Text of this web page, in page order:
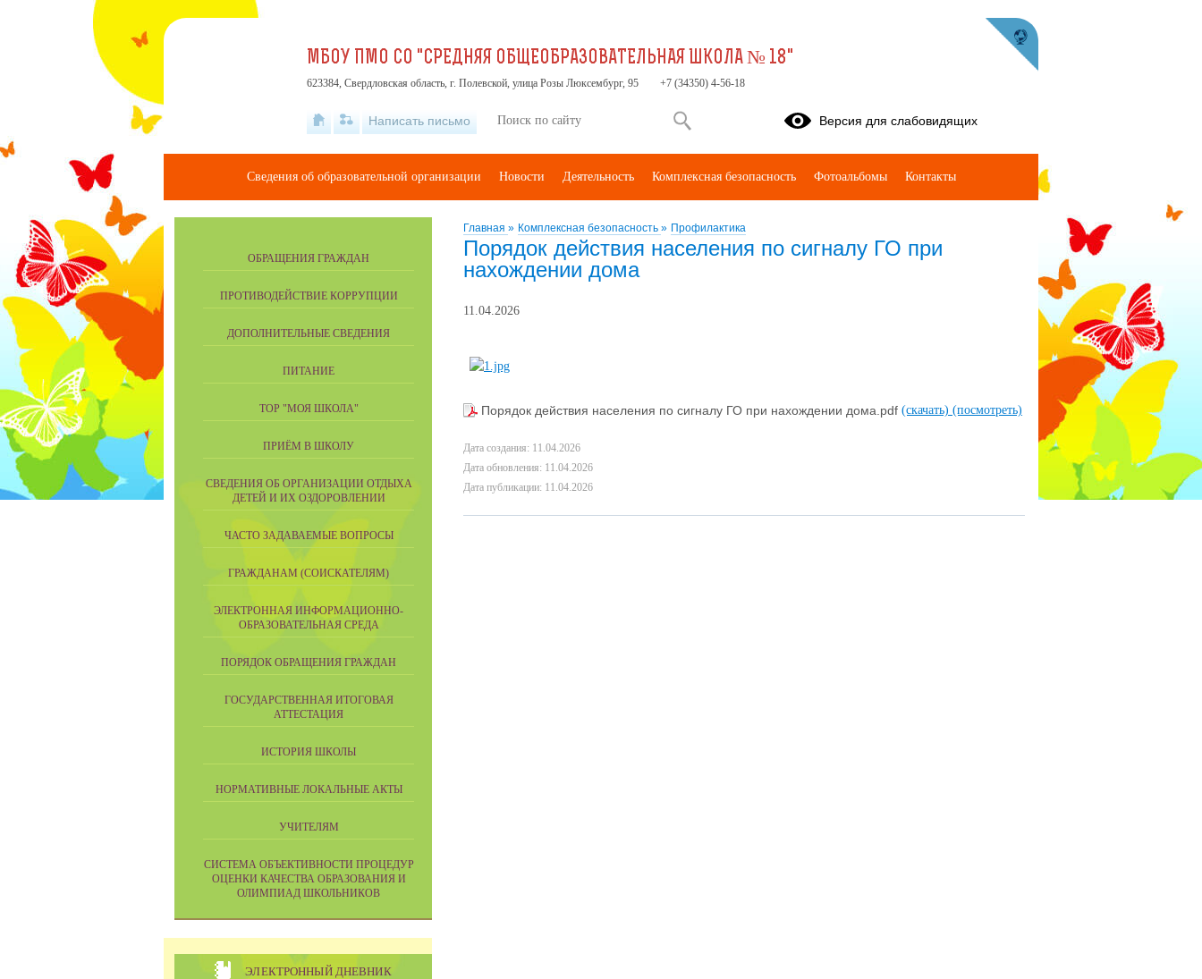
Главная » Комплексная безопасность » Профилактика
Порядок действия населения по сигналу ГО при
нахождении дома
11.04.2026
Порядок действия населения по сигналу ГО при нахождении дома.pdf (скачать) (посмотреть)
Дата создания: 11.04.2026
Дата обновления: 11.04.2026
Дата публикации: 11.04.2026
ОБРАЩЕНИЯ ГРАЖДАН
ПРОТИВОДЕЙСТВИЕ КОРРУПЦИИ
ДОПОЛНИТЕЛЬНЫЕ СВЕДЕНИЯ
ПИТАНИЕ
ТОР "МОЯ ШКОЛА"
ПРИЁМ В ШКОЛУ
СВЕДЕНИЯ ОБ ОРГАНИЗАЦИИ ОТДЫХА
ДЕТЕЙ И ИХ ОЗДОРОВЛЕНИИ
ЧАСТО ЗАДАВАЕМЫЕ ВОПРОСЫ
ГРАЖДАНАМ (СОИСКАТЕЛЯМ)
ЭЛЕКТРОННАЯ ИНФОРМАЦИОННО-
ОБРАЗОВАТЕЛЬНАЯ СРЕДА
ПОРЯДОК ОБРАЩЕНИЯ ГРАЖДАН
ГОСУДАРСТВЕННАЯ ИТОГОВАЯ
АТТЕСТАЦИЯ
ИСТОРИЯ ШКОЛЫ
НОРМАТИВНЫЕ ЛОКАЛЬНЫЕ АКТЫ
УЧИТЕЛЯМ
CИСТЕМА ОБЪЕКТИВНОСТИ ПРОЦЕДУР
ОЦЕНКИ КАЧЕСТВА ОБРАЗОВАНИЯ И
ОЛИМПИАД ШКОЛЬНИКОВ
ЭЛЕКТРОННЫЙ ДНЕВНИК
МБОУ ПМО СО "СРЕДНЯЯ ОБЩЕОБРАЗОВАТЕЛЬНАЯ ШКОЛА № 18"
623384, Свердловская область, г. Полевской, улица Розы Люксембург, 95 +7 (34350) 4-56-18
Написать письмо Версия для слабовидящих
Сведения об образовательной организации Новости Деятельность Комплексная безопасность Фотоальбомы Контакты